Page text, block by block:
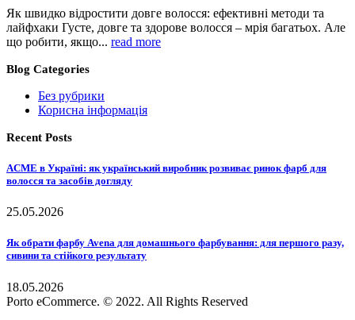
Як швидко відростити довге волосся: ефективні методи та
лайфхаки Густе, довге та здорове волосся – мрія багатьох. Але
що робити, якщо... read more
Blog Categories
Без рубрики
Корисна інформація
Recent Posts
ACME в Україні: як український виробник розвиває ринок фарб для
волосся та засобів догляду
25.05.2026
Як обрати фарбу Avena для домашнього фарбування: для першого разу,
сивини та стійкого результату
18.05.2026
Porto eCommerce. © 2022. All Rights Reserved